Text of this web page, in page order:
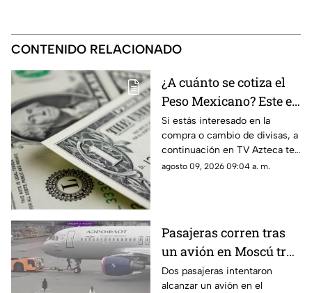
CONTENIDO RELACIONADO
¿A cuánto se cotiza el
Peso Mexicano? Este es
el precio del dólar en
Aguascalientes hoy 9
de agosto de 2026
Si estás interesado en la
compra o cambio de divisas, a
continuación en TV Azteca te
informamos cuál es el precio
agosto 09, 2026 09:04 a. m.
Pasajeras corren tras
un avión en Moscú tras
llegar tarde a su vuelo
Dos pasajeras intentaron
alcanzar un avión en el